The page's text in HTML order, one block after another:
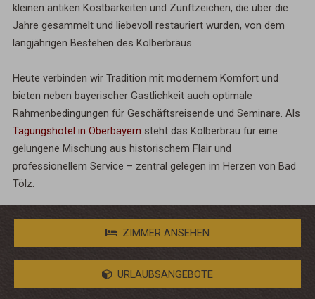
kleinen antiken Kostbarkeiten und Zunftzeichen, die über die
Jahre gesammelt und liebevoll restauriert wurden, von dem
langjährigen Bestehen des Kolberbräus.
Heute verbinden wir Tradition mit modernem Komfort und
bieten neben bayerischer Gastlichkeit auch optimale
Rahmenbedingungen für Geschäftsreisende und Seminare. Als
Tagungshotel in Oberbayern steht das Kolberbräu für eine
gelungene Mischung aus historischem Flair und
professionellem Service – zentral gelegen im Herzen von Bad
Tölz.
ZIMMER ANSEHEN
URLAUBSANGEBOTE